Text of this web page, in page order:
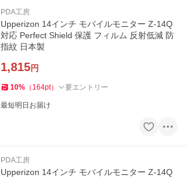
PDA工房
Upperizon 14インチ モバイルモニター Z-14Q
対応 Perfect Shield 保護 フィルム 反射低減 防
指紋 日本製
1,815円
10% （ 164pt） 要エントリー
最短明日お届け
PDA工房
Upperizon 14インチ モバイルモニター Z-14Q